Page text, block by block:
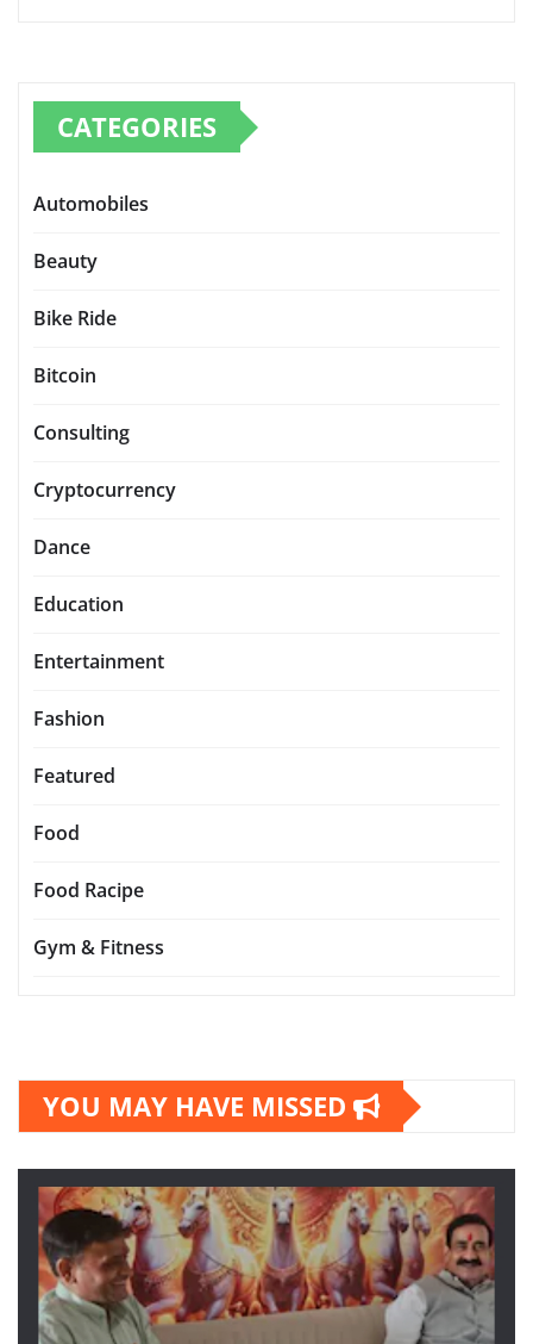
CATEGORIES
Automobiles
Beauty
Bike Ride
Bitcoin
Consulting
Cryptocurrency
Dance
Education
Entertainment
Fashion
Featured
Food
Food Racipe
Gym & Fitness
YOU MAY HAVE MISSED